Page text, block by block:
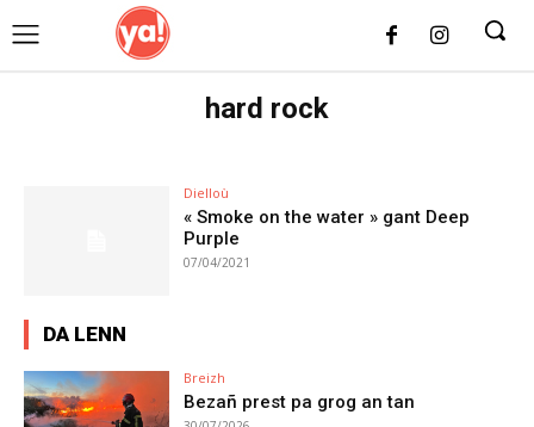
hard rock
Dielloù
« Smoke on the water » gant Deep
Purple
07/04/2021
DA LENN
Breizh
Bezañ prest pa grog an tan